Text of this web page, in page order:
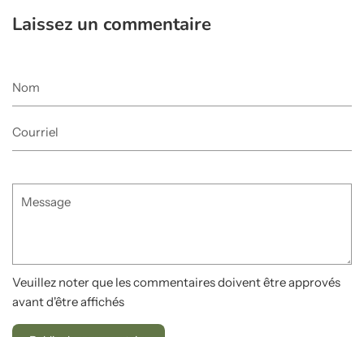
Laissez un commentaire
Veuillez noter que les commentaires doivent être approvés
avant d'être affichés